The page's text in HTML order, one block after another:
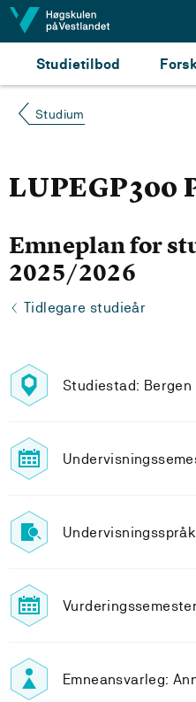
Hopp til innhald
Studietilbod
Studium
LUPEGP300
Emneplan for
2025/2026
Tidlegare studieår
Studiestad: Bergen
Emneansvarleg: